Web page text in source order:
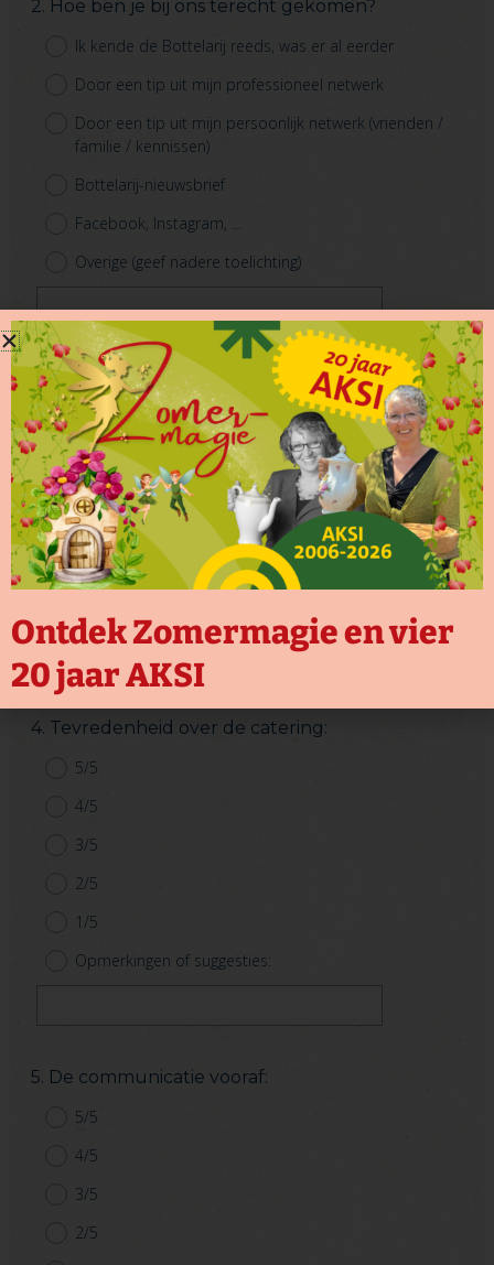
Ontdek Zomermagie en vier
20 jaar AKSI